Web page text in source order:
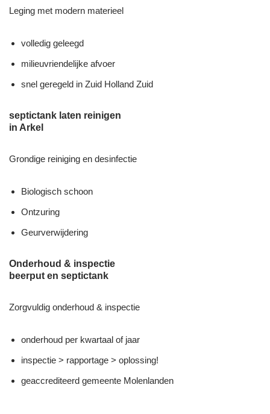
Leging met modern materieel
volledig geleegd
milieuvriendelijke afvoer
snel geregeld in Zuid Holland Zuid
septictank laten reinigen
in Arkel
Grondige reiniging en desinfectie
Biologisch schoon
Ontzuring
Geurverwijdering
Onderhoud & inspectie
beerput en septictank
Zorgvuldig onderhoud & inspectie
onderhoud per kwartaal of jaar
inspectie > rapportage > oplossing!
geaccrediteerd gemeente Molenlanden